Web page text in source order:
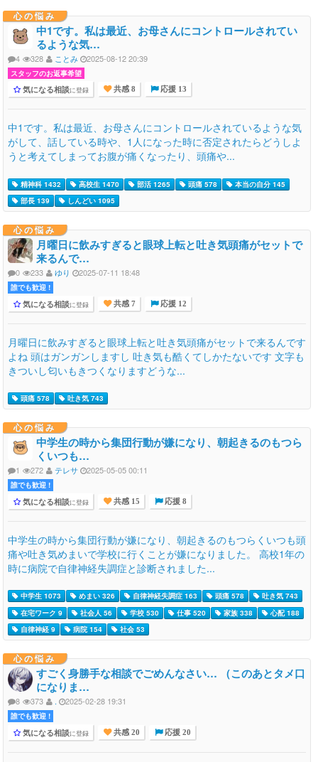
心の悩み
中1です。私は最近、お母さんにコントロールされてい
るような気…
4 328 ことみ 2025-08-12 20:39
スタッフのお返事希望
気になる相談に登録 共感 8 応援 13
中1です。私は最近、お母さんにコントロールされているような気
がして、話している時や、1人になった時に否定されたらどうしよ
うと考えてしまってお腹が痛くなったり、頭痛や...
精神科 1432 高校生 1470 部活 1265 頭痛 578
本当の自分 145
部長 139
しんどい 1095
心の悩み
月曜日に飲みすぎると眼球上転と吐き気頭痛がセットで
来るんで…
0 233 ゆり 2025-07-11 18:48
誰でも歓迎 !
気になる相談に登録 共感 7 応援 12
月曜日に飲みすぎると眼球上転と吐き気頭痛がセットで来るんです
よね 頭はガンガンしますし 吐き気も酷くてしかたないです 文字も
きついし匂いもきつくなりますどうな...
頭痛 578 吐き気 743
心の悩み
中学生の時から集団行動が嫌になり、朝起きるのもつら
くいつも…
1 272 テレサ 2025-05-05 00:11
誰でも歓迎 !
気になる相談に登録 共感 15 応援 8
中学生の時から集団行動が嫌になり、朝起きるのもつらくいつも頭
痛や吐き気めまいで学校に行くことが嫌になりました。 高校1年の
時に病院で自律神経失調症と診断されました...
中学生 1073 めまい 326 自律神経失調症 163 頭痛 578
吐き気 743
在宅ワーク 9
社会人 56 学校 530 仕事 520 家族 338
心配 188
自律神経 9
病院 154 社会 53
心の悩み
すごく身勝手な相談でごめんなさい… （このあとタメ口
になりま…
8 373 . 2025-02-28 19:31
誰でも歓迎 !
気になる相談に登録 共感 20 応援 20